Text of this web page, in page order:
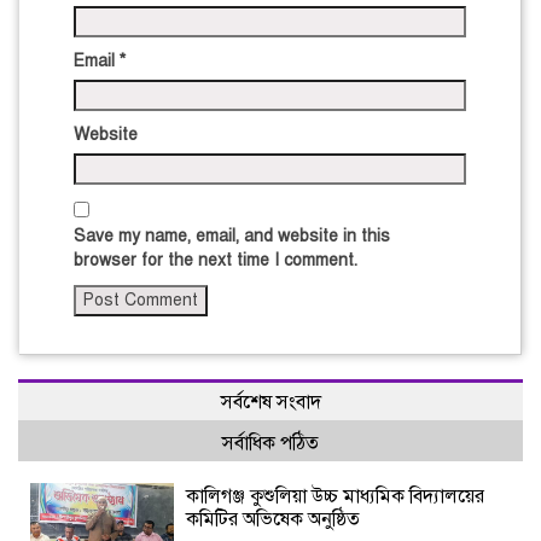
Email *
Website
Save my name, email, and website in this
browser for the next time I comment.
সর্বশেষ সংবাদ
সর্বাধিক পঠিত
কালিগঞ্জ কুশুলিয়া উচ্চ মাধ্যমিক বিদ্যালয়ের
কমিটির অভিষেক অনুষ্ঠিত